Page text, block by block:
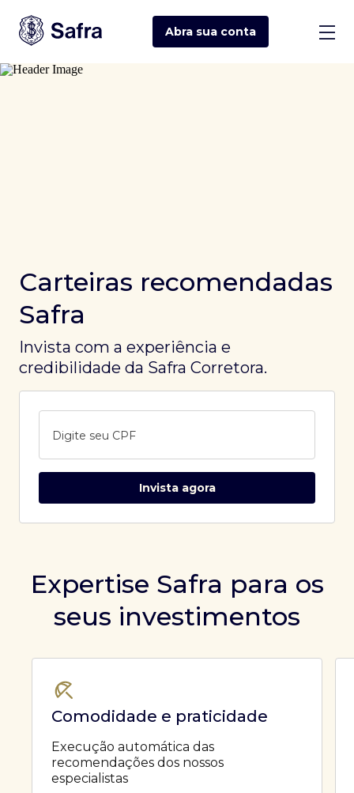
Abra sua conta
Carteiras recomendadas
Safra
Invista com a experiência e
credibilidade da Safra Corretora.
Digite seu CPF
Invista agora
Expertise Safra para os
seus investimentos
Comodidade e praticidade
Execução automática das
recomendações dos nossos
especialistas